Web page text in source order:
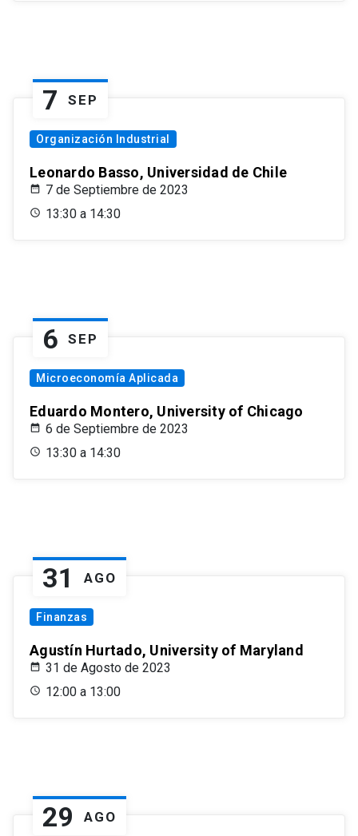
7 SEP
Organización Industrial
Leonardo Basso, Universidad de Chile
7 de Septiembre de 2023
13:30 a 14:30
6 SEP
Microeconomía Aplicada
Eduardo Montero, University of Chicago
6 de Septiembre de 2023
13:30 a 14:30
31 AGO
Finanzas
Agustín Hurtado, University of Maryland
31 de Agosto de 2023
12:00 a 13:00
29 AGO